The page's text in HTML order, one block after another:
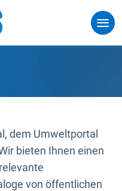
dem Umweltportal
bieten Ihnen einen
von öffentlichen